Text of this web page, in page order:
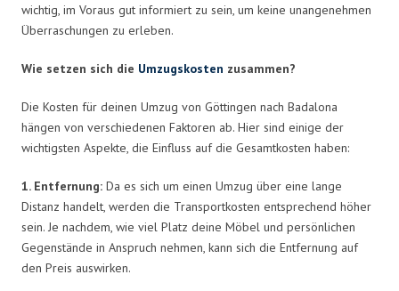
wichtig, im Voraus gut informiert zu sein, um keine unangenehmen
Überraschungen zu erleben.
Wie setzen sich die Umzugskosten zusammen?
Die Kosten für deinen Umzug von Göttingen nach Badalona
hängen von verschiedenen Faktoren ab. Hier sind einige der
wichtigsten Aspekte, die Einfluss auf die Gesamtkosten haben:
1. Entfernung: Da es sich um einen Umzug über eine lange
Distanz handelt, werden die Transportkosten entsprechend höher
sein. Je nachdem, wie viel Platz deine Möbel und persönlichen
Gegenstände in Anspruch nehmen, kann sich die Entfernung auf
den Preis auswirken.